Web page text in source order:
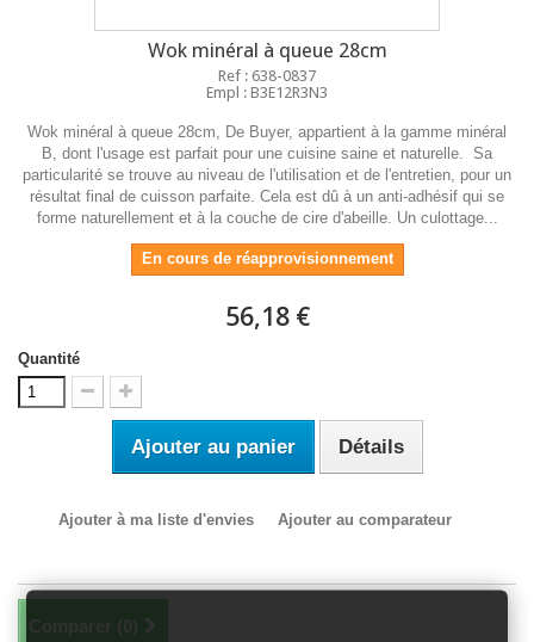
Wok minéral à queue 28cm
Ref : 638-0837
Empl : B3E12R3N3
Wok minéral à queue 28cm, De Buyer, appartient à la gamme minéral
B, dont l'usage est parfait pour une cuisine saine et naturelle. Sa
particularité se trouve au niveau de l'utilisation et de l'entretien, pour un
résultat final de cuisson parfaite. Cela est dû à un anti-adhésif qui se
forme naturellement et à la couche de cire d'abeille. Un culottage...
En cours de réapprovisionnement
56,18 €
Quantité
Ajouter au panier Détails
Ajouter à ma liste d'envies Ajouter au comparateur